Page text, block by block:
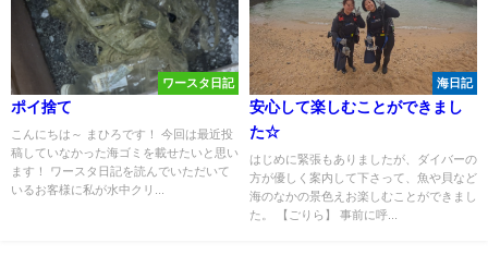
ワースタ日記
ポイ捨て
こんにちは～ まひろです！ 今回は最近投
稿していなかった海ゴミを載せたいと思い
ます！ ワースタ日記を読んでいただいて
いるお客様に私が水中クリ...
海日記
安心して楽しむことができまし
た☆
はじめに緊張もありましたが、ダイバーの
方が優しく案内して下さって、魚や貝など
海のなかの景色えお楽しむことができまし
た。 【ごりら】 事前に呼...